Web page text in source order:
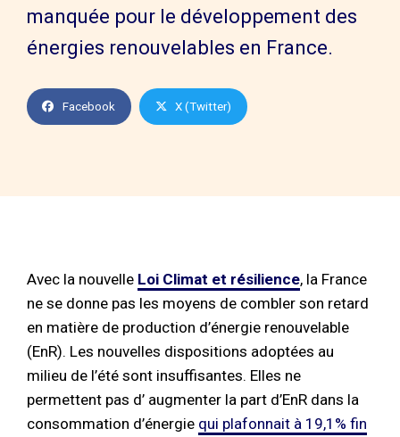
manquée pour le développement des
énergies renouvelables en France.
Facebook X (Twitter)
Avec la nouvelle Loi Climat et résilience, la France
ne se donne pas les moyens de combler son retard
en matière de production d’énergie renouvelable
(EnR). Les nouvelles dispositions adoptées au
milieu de l’été sont insuffisantes. Elles ne
permettent pas d’ augmenter la part d’EnR dans la
consommation d’énergie qui plafonnait à 19,1% fin